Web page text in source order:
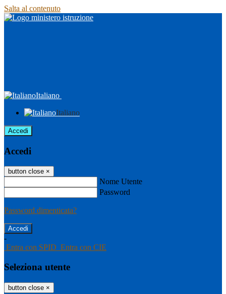
Salta al contenuto
Italiano
Italiano
Accedi
Accedi
button close ×
Nome Utente
Password
Password dimenticata?
-
Entra con SPID Entra con CIE
Seleziona utente
button close ×